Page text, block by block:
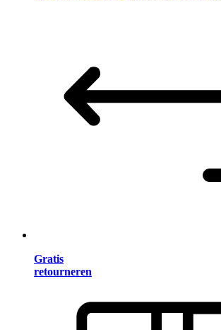
Gratis
retourneren